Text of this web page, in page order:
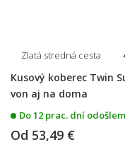
Zlatá stredná cesta
Kusový koberec Twin
von aj na doma
Do 12 prac. dní
Od 53,49 €